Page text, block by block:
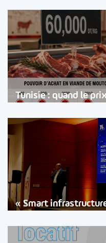
Tunisie : quand le
« Smart